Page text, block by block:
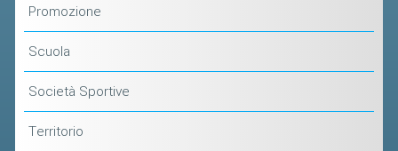
Promozione
Scuola
Società Sportive
Territorio
MODULI